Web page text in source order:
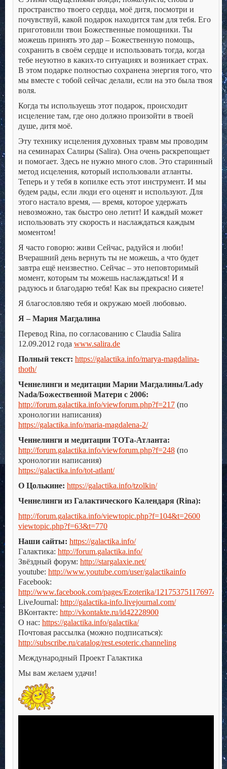
пространство твоего сердца, моё дитя, посмотри и
почувствуй, какой подарок находится там для тебя. Его
приготовили твои Божественные помощники. Ты
можешь принять это дар – Божественную помощь,
сохранить в своём сердце и использовать тогда, когда
тебе неуютно в каких-то ситуациях и возникает страх.
В этом подарке полностью сохранена энергия того, что
мы вместе с тобой сейчас делали, если на это была твоя
воля.
Когда ты используешь этот подарок, происходит
исцеление там, где оно должно произойти в твоей
душе, дитя моё.
Эту технику исцеления духовных травм мы проводим
на семинарах Салиры (Salira). Она очень раскрепощает
и помогает. Здесь не нужно много слов. Это старинный
метод исцеления, который использовали атланты.
Теперь и у тебя в копилке есть этот инструмент. И мы
будем рады, если люди его оценят и используют. Для
этого настало время, — время, которое удержать
невозможно, так быстро оно летит! И каждый может
использовать эту скорость и наслаждаться каждым
моментом!
Я часто говорю: живи Сейчас, радуйся и люби!
Вчерашний день вернуть ты не можешь, а что будет
завтра ещё неизвестно. Сейчас – это неповторимый
момент, которым ты можешь наслаждаться! И я
радуюсь и благодарю тебя! Как вы прекрасно сияете!
Я благословляю тебя и окружаю моей любовью.
Я – Мария Магдалина
Перевод Rina, по согласованию с Claudia Salira
12.09.2012 года www.salira.de
Полный текст: https://galactika.info/marya-magdalina-
thoth/
Ченнелинги и медитации Марии Магдалины/Lady
Nada/Божественной Матери с 2006:
http://forum.galactika.info/viewforum.php?f=217 (по
хронологии написания)
https://galactika.info/maria-magdalena-2/
Ченнелинги и медитации ТОТа-Атланта:
http://forum.galactika.info/viewforum.php?f=248 (по
хронологии написания)
https://galactika.info/tot-atlant/
О Цолькине: https://galactika.info/tzolkin/
Ченнелинги из Галактического Календаря (Rina):
http://forum.galactika.info/viewtopic.php?f=104&t=2600
viewtopic.php?f=63&t=770
Наши сайты: https://galactika.info/
Галактика: http://forum.galactika.info/
Звёздный форум: http://stargalaxie.net/
youtube: http://www.youtube.com/user/galactikainfo
Facebook:
http://www.facebook.com/pages/Ezoterika/121753751176974
LiveJournal: http://galactika-info.livejournal.com/
ВКонтакте: http://vkontakte.ru/id42228900
О нас: https://galactika.info/galactika/
Почтовая рассылка (можно подписаться):
http://subscribe.ru/catalog/rest.esoteric.channeling
Международный Проект Галактика
Мы вам желаем удачи!